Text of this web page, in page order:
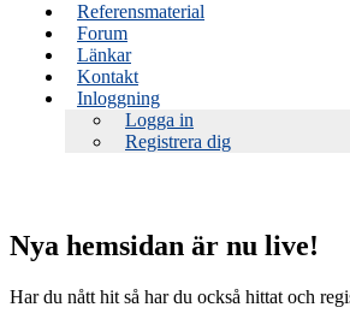
Referensmaterial
Forum
Länkar
Kontakt
Inloggning
Logga in
Registrera dig
Nya hemsidan är nu live!
Har du nått hit så har du också hittat och